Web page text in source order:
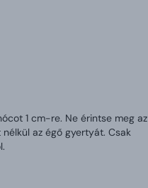
1 cm-re. Ne érintse meg az
az égő gyertyát. Csak